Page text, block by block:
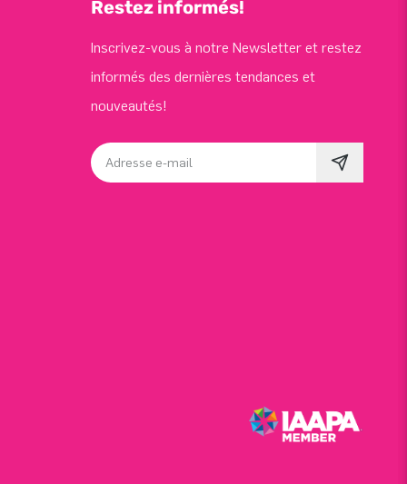
Restez informés!
Inscrivez-vous à notre Newsletter et restez
informés des dernières tendances et
nouveautés!
Adresse e-mail